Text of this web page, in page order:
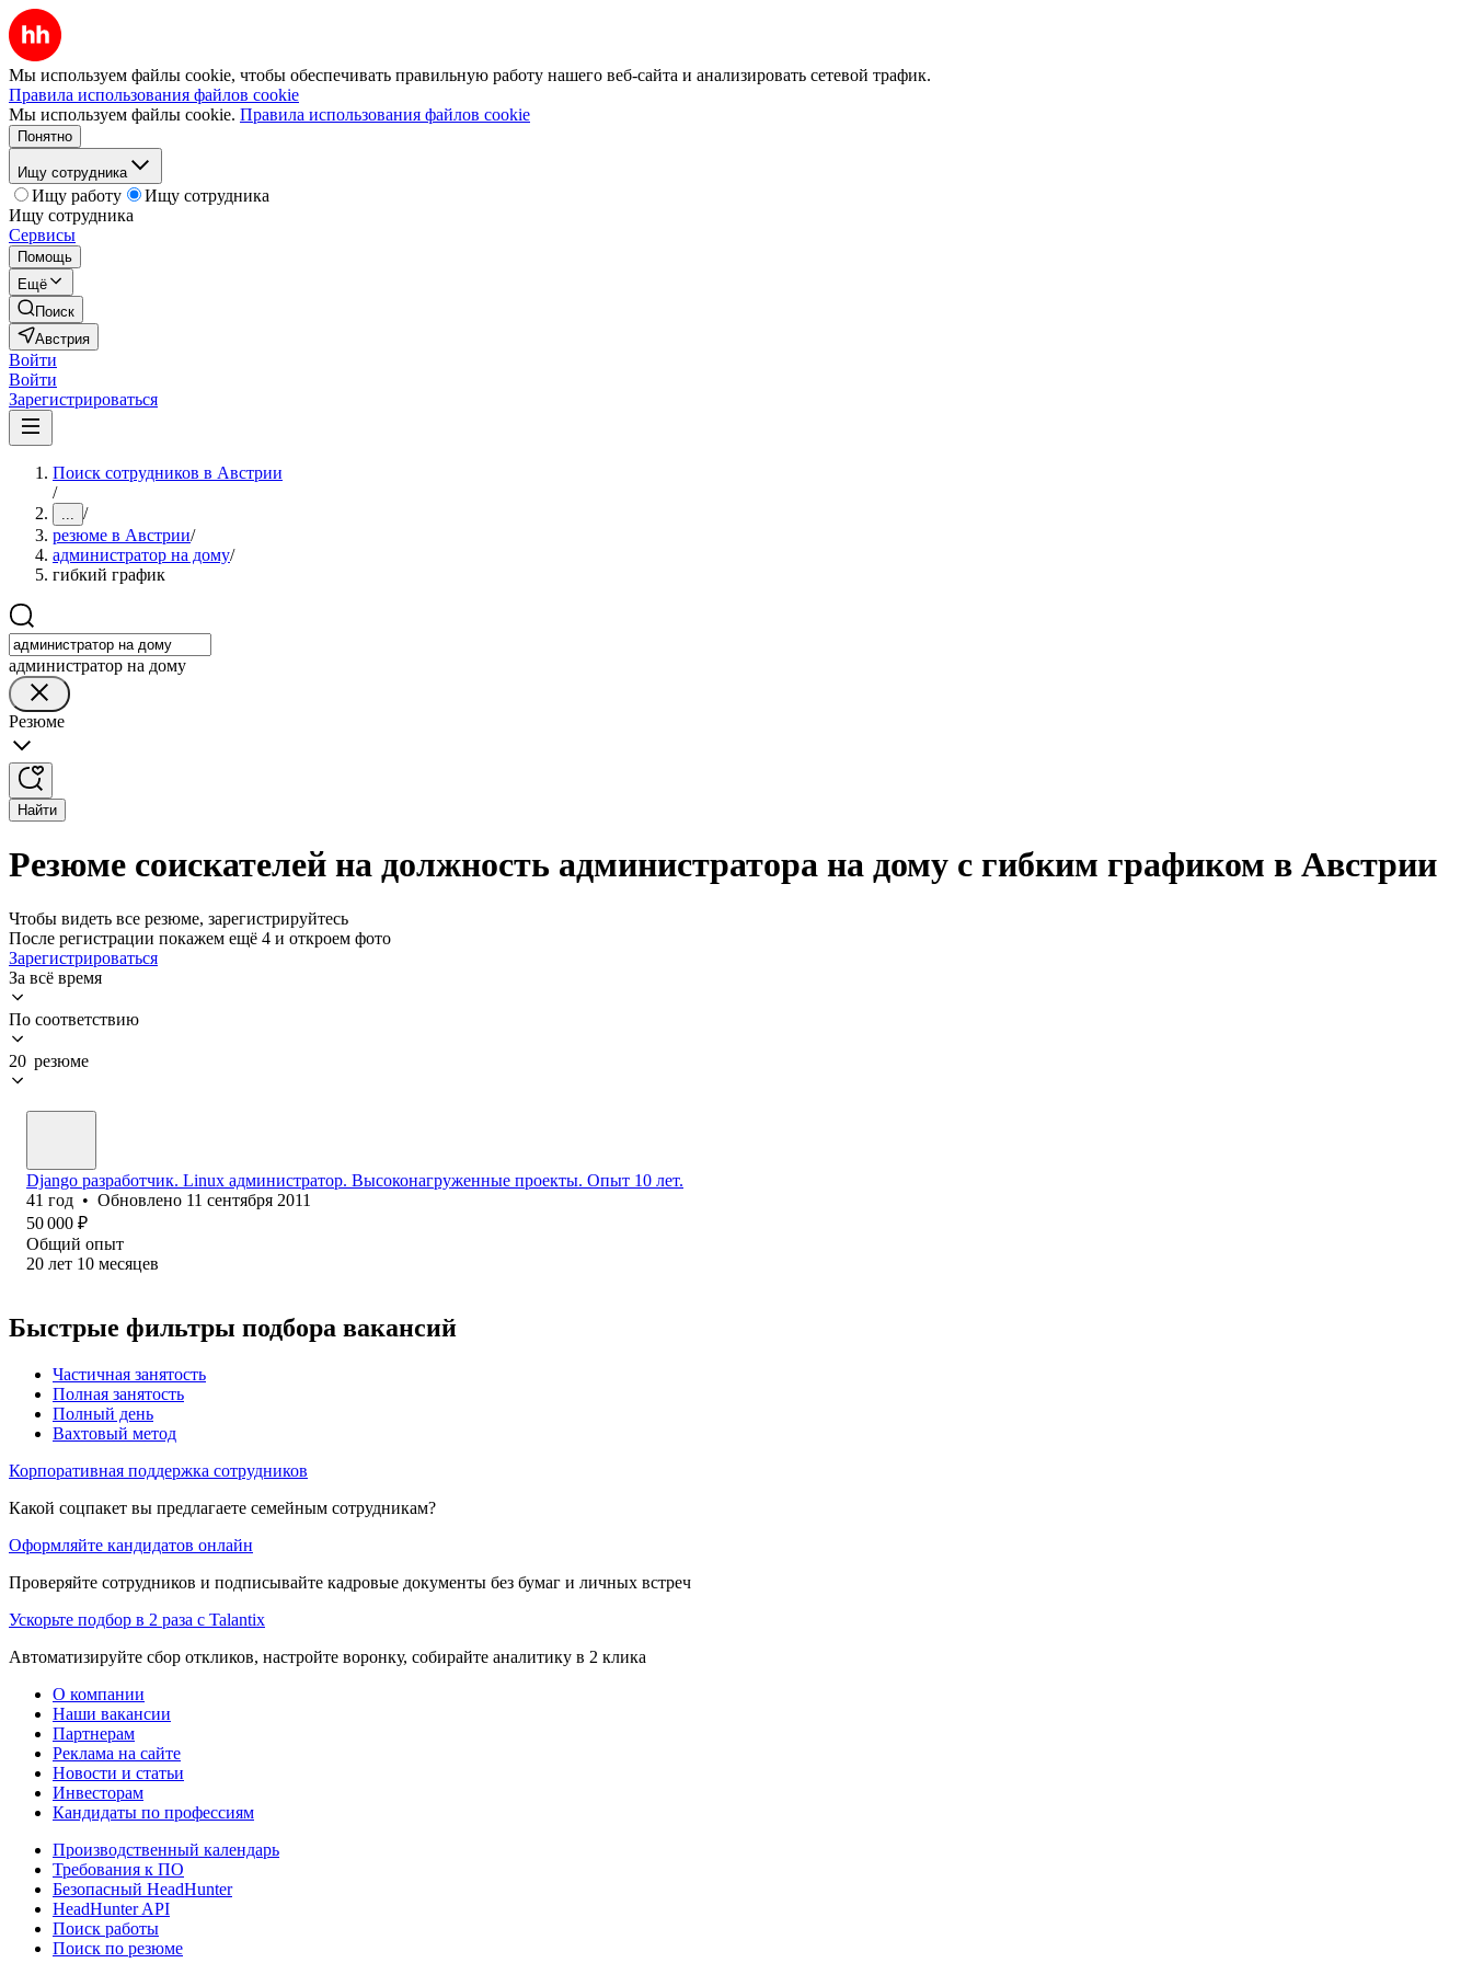
Мы используем файлы cookie, чтобы обеспечивать правильную работу нашего веб-сайта и анализировать сетевой трафик.
Правила использования файлов cookie
Мы используем файлы cookie. Правила использования файлов cookie
Понятно
Ищу сотрудника
Ищу работу
Ищу сотрудника
Ищу сотрудника
Сервисы
Помощь
Ещё
Поиск
Австрия
Войти
Войти
Зарегистрироваться
Поиск сотрудников в Австрии
/
... /
резюме в Австрии/
администратор на дому/
гибкий график
администратор на дому
Резюме
Найти
Резюме соискателей на должность администратора на дому с гибким графиком в Австрии
Чтобы видеть все резюме, зарегистрируйтесь
После регистрации покажем ещё 4 и откроем фото
Зарегистрироваться
За всё время
По соответствию
20 резюме
Django разработчик. Linux администратор. Высоконагруженные проекты. Опыт 10 лет.
41 год • Обновлено 11 сентября 2011
50 000 ₽
Общий опыт
20 лет 10 месяцев
Быстрые фильтры подбора вакансий
Частичная занятость
Полная занятость
Полный день
Вахтовый метод
Корпоративная поддержка сотрудников
Какой соцпакет вы предлагаете семейным сотрудникам?
Оформляйте кандидатов онлайн
Проверяйте сотрудников и подписывайте кадровые документы без бумаг и личных встреч
Ускорьте подбор в 2 раза с Talantix
Автоматизируйте сбор откликов, настройте воронку, собирайте аналитику в 2 клика
О компании
Наши вакансии
Партнерам
Реклама на сайте
Новости и статьи
Инвесторам
Кандидаты по профессиям
Производственный календарь
Требования к ПО
Безопасный HeadHunter
HeadHunter API
Поиск работы
Поиск по резюме